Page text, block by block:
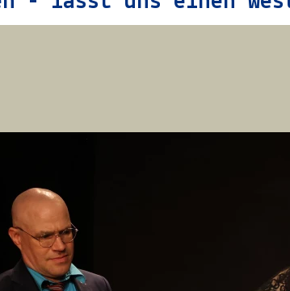
Sommertheater – Für eine Handvoll Schwierigkeiten – lasst uns einen Western drehen